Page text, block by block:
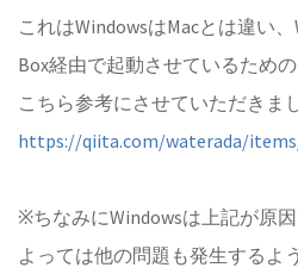
これはWindowsはMacとは違い
Box経由で起動させているための
こちら参考にさせていただきま
https://qiita.com/waterada/
※ちなみにWindowsは上記が原
よっては他の問題も発生するよ